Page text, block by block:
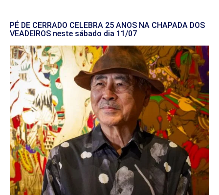
PÉ DE CERRADO CELEBRA 25 ANOS NA CHAPADA DOS
VEADEIROS neste sábado dia 11/07